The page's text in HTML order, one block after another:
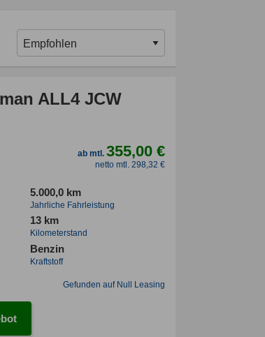
ALL4 JCW
ab mtl.355,00 €
netto mtl. 298,32 €
5.000,0 km
Jahrliche Fahrleistung
13 km
Kilometerstand
Benzin
Kraftstoff
Gefunden auf Null Leasing